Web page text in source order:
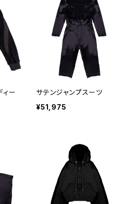
ィー
サテンジャンプスーツ
¥51,975